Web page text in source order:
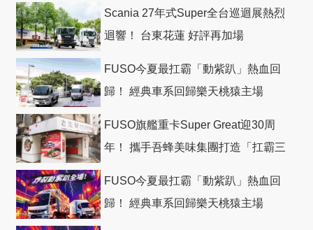
Scania 27年式Super全台巡迴展熱烈
迴響！ 台東花蓮 好評再加場
FUSO今夏最扛霸「動紫趴」熱血回
歸！ 經典車系回歸樂天桃猿主場
FUSO旗艦重卡Super Great迎30周
年！ 攜手吾蜂美味集團打造「扛霸三
FUSO今夏最扛霸「動紫趴」熱血回
歸！ 經典車系回歸樂天桃猿主場